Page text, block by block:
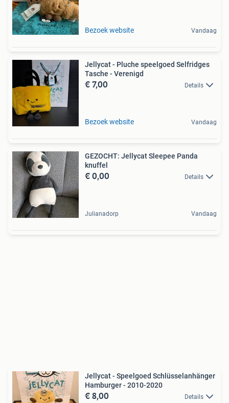
Bezoek website Vandaag
Jellycat - Pluche speelgoed Selfridges
Tasche - Verenigd
€ 7,00 Details
Bezoek website Vandaag
GEZOCHT: Jellycat Sleepee Panda
knuffel
€ 0,00 Details
Julianadorp Vandaag
Jellycat - Speelgoed Schlüsselanhänger
Hamburger - 2010-2020
€ 8,00 Details